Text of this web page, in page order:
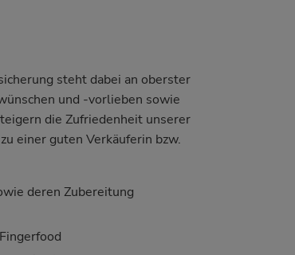
steht dabei an oberster
und -vorlieben sowie
die Zufriedenheit unserer
einer guten Verkäuferin bzw.
deren Zubereitung